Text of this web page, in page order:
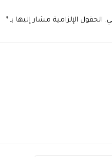
الحقول الإلزامية مشار إليها بـ*